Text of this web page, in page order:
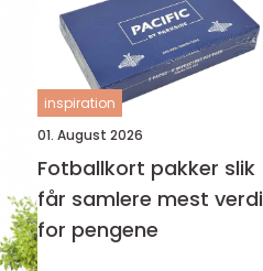
inspiration
01. August 2026
Fotballkort pakker slik
får samlere mest verdi
for pengene